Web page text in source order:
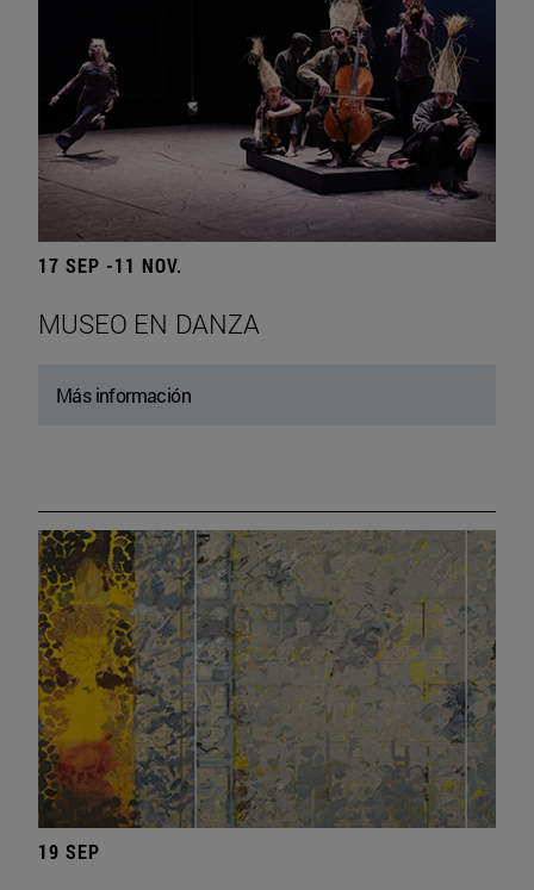
17 SEP -11 NOV.
MUSEO EN DANZA
Más información
19 SEP